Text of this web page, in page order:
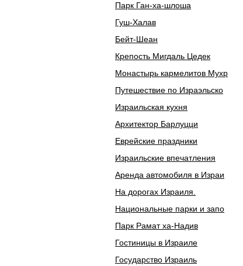
Парк Ган-ха-шлоша
Гуш-Халав
Бейт-Шеан
Крепость Мигдаль Цедек
Монастырь кармелитов Мухр
Путешествие по Израэльско
Израильская кухня
Архитектор Барлуцци
Еврейские праздники
Израильские впечатления
Аренда автомобиля в Израи
На дорогах Израиля.
Национальные парки и запо
Парк Рамат ха-Надив
Гостиницы в Израиле
Государство Израиль